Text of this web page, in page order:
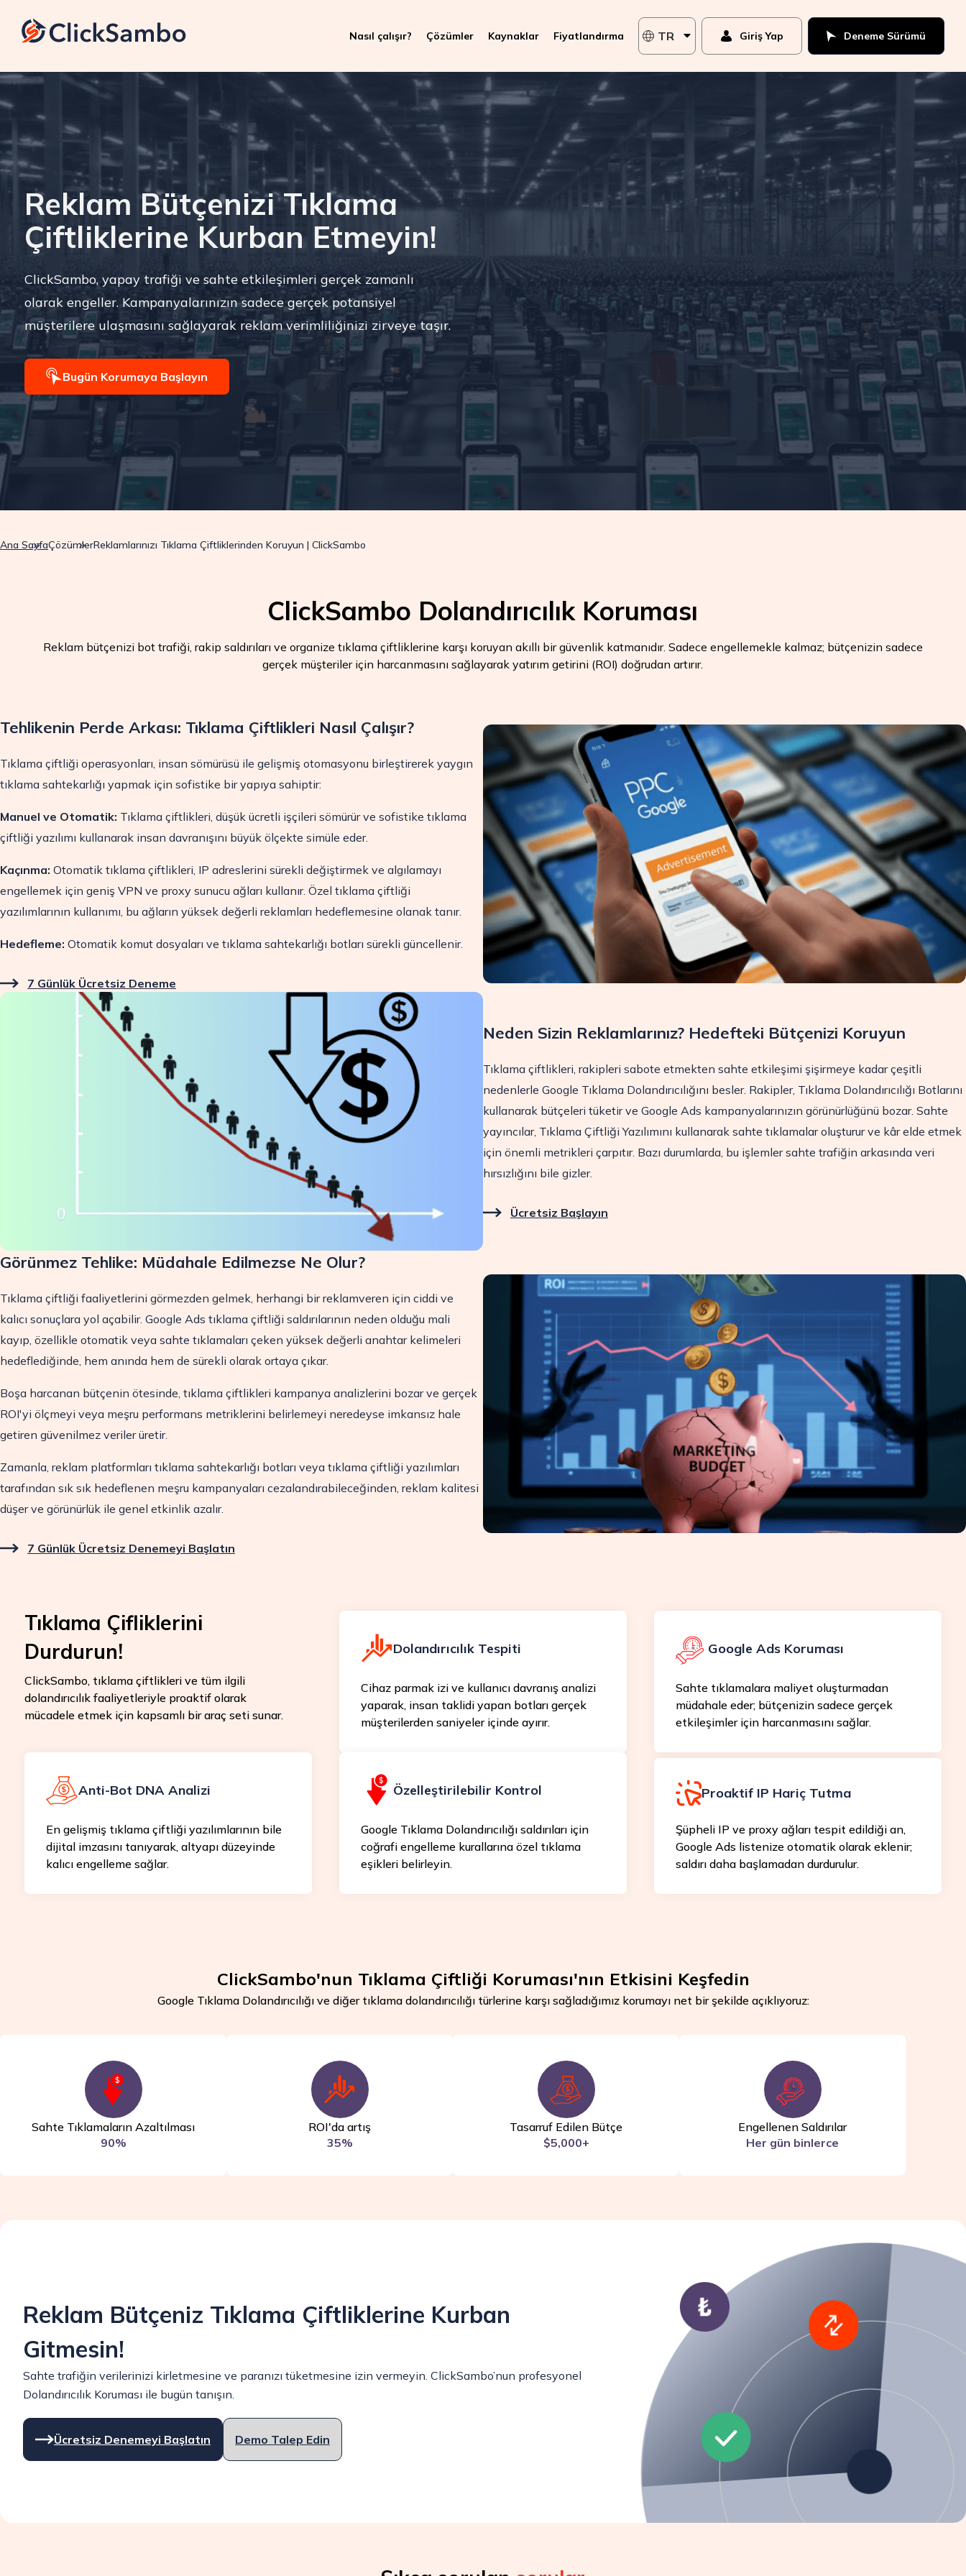
Nasıl çalışır? Çözümler Kaynaklar Fiyatlandırma TR Giriş Yap Deneme Sürümü
Reklam Bütçenizi Tıklama
Çiftliklerine Kurban Etmeyin!
ClickSambo, yapay trafiği ve sahte etkileşimleri gerçek zamanlı
olarak engeller. Kampanyalarınızın sadece gerçek potansiyel
müşterilere ulaşmasını sağlayarak reklam verimliliğinizi zirveye taşır.
Bugün Korumaya Başlayın
Ana SayfaÇözümlerReklamlarınızı Tıklama Çiftliklerinden Koruyun | ClickSambo
ClickSambo Dolandırıcılık Koruması
Reklam bütçenizi bot trafiği, rakip saldırıları ve organize tıklama çiftliklerine karşı koruyan akıllı bir güvenlik katmanıdır. Sadece engellemekle kalmaz; bütçenizin sadece
gerçek müşteriler için harcanmasını sağlayarak yatırım getirini (ROI) doğrudan artırır.
Tehlikenin Perde Arkası: Tıklama Çiftlikleri Nasıl Çalışır?
Tıklama çiftliği operasyonları, insan sömürüsü ile gelişmiş otomasyonu birleştirerek yaygın
tıklama sahtekarlığı yapmak için sofistike bir yapıya sahiptir:
Manuel ve Otomatik: Tıklama çiftlikleri, düşük ücretli işçileri sömürür ve sofistike tıklama
çiftliği yazılımı kullanarak insan davranışını büyük ölçekte simüle eder.
Kaçınma: Otomatik tıklama çiftlikleri, IP adreslerini sürekli değiştirmek ve algılamayı
engellemek için geniş VPN ve proxy sunucu ağları kullanır. Özel tıklama çiftliği
yazılımlarının kullanımı, bu ağların yüksek değerli reklamları hedeflemesine olanak tanır.
Hedefleme: Otomatik komut dosyaları ve tıklama sahtekarlığı botları sürekli güncellenir.
7 Günlük Ücretsiz Deneme
Neden Sizin Reklamlarınız? Hedefteki Bütçenizi Koruyun
Tıklama çiftlikleri, rakipleri sabote etmekten sahte etkileşimi şişirmeye kadar çeşitli
nedenlerle Google Tıklama Dolandırıcılığını besler. Rakipler, Tıklama Dolandırıcılığı Botlarını
kullanarak bütçeleri tüketir ve Google Ads kampanyalarınızın görünürlüğünü bozar. Sahte
yayıncılar, Tıklama Çiftliği Yazılımını kullanarak sahte tıklamalar oluşturur ve kâr elde etmek
için önemli metrikleri çarpıtır. Bazı durumlarda, bu işlemler sahte trafiğin arkasında veri
hırsızlığını bile gizler.
Ücretsiz Başlayın
Görünmez Tehlike: Müdahale Edilmezse Ne Olur?
Tıklama çiftliği faaliyetlerini görmezden gelmek, herhangi bir reklamveren için ciddi ve
kalıcı sonuçlara yol açabilir. Google Ads tıklama çiftliği saldırılarının neden olduğu mali
kayıp, özellikle otomatik veya sahte tıklamaları çeken yüksek değerli anahtar kelimeleri
hedeflediğinde, hem anında hem de sürekli olarak ortaya çıkar.
Boşa harcanan bütçenin ötesinde, tıklama çiftlikleri kampanya analizlerini bozar ve gerçek
ROI'yi ölçmeyi veya meşru performans metriklerini belirlemeyi neredeyse imkansız hale
getiren güvenilmez veriler üretir.
Zamanla, reklam platformları tıklama sahtekarlığı botları veya tıklama çiftliği yazılımları
tarafından sık sık hedeflenen meşru kampanyaları cezalandırabileceğinden, reklam kalitesi
düşer ve görünürlük ile genel etkinlik azalır.
7 Günlük Ücretsiz Denemeyi Başlatın
Tıklama Çifliklerini
Durdurun!
ClickSambo, tıklama çiftlikleri ve tüm ilgili
dolandırıcılık faaliyetleriyle proaktif olarak
mücadele etmek için kapsamlı bir araç seti sunar.
Dolandırıcılık Tespiti
Cihaz parmak izi ve kullanıcı davranış analizi
yaparak, insan taklidi yapan botları gerçek
müşterilerden saniyeler içinde ayırır.
Google Ads Koruması
Sahte tıklamalara maliyet oluşturmadan
müdahale eder; bütçenizin sadece gerçek
etkileşimler için harcanmasını sağlar.
Anti-Bot DNA Analizi
En gelişmiş tıklama çiftliği yazılımlarının bile
dijital imzasını tanıyarak, altyapı düzeyinde
kalıcı engelleme sağlar.
Özelleştirilebilir Kontrol
Google Tıklama Dolandırıcılığı saldırıları için
coğrafi engelleme kurallarına özel tıklama
eşikleri belirleyin.
Proaktif IP Hariç Tutma
Şüpheli IP ve proxy ağları tespit edildiği an,
Google Ads listenize otomatik olarak eklenir;
saldırı daha başlamadan durdurulur.
ClickSambo'nun Tıklama Çiftliği Koruması'nın Etkisini Keşfedin
Google Tıklama Dolandırıcılığı ve diğer tıklama dolandırıcılığı türlerine karşı sağladığımız korumayı net bir şekilde açıklıyoruz:
Sahte Tıklamaların Azaltılması
90%
ROI'da artış
35%
Tasarruf Edilen Bütçe
$5,000+
Engellenen Saldırılar
Her gün binlerce
Reklam Bütçeniz Tıklama Çiftliklerine Kurban
Gitmesin!
Sahte trafiğin verilerinizi kirletmesine ve paranızı tüketmesine izin vermeyin. ClickSambo’nun profesyonel
Dolandırıcılık Koruması ile bugün tanışın.
Ücretsiz Denemeyi Başlatın Demo Talep Edin